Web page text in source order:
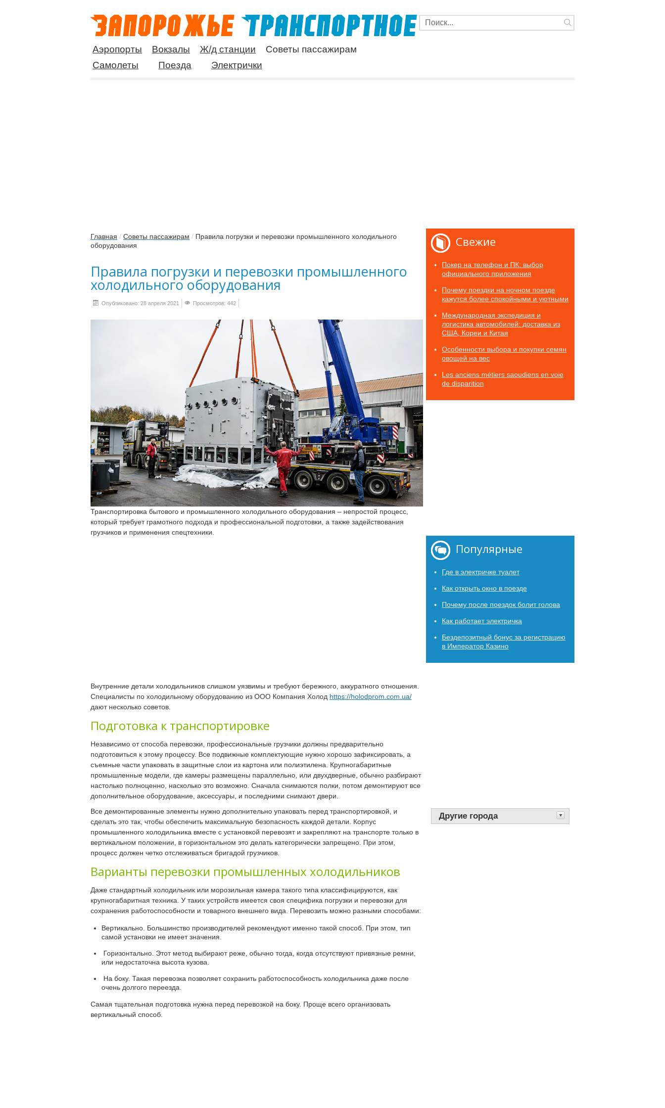
Аэропорты Вокзалы Ж/д станции
Советы пассажирам
Самолеты
Поезда Электрички
Главная / Советы пассажирам / Правила погрузки и перевозки промышленного холодильного
оборудования
Правила погрузки и перевозки промышленного
холодильного оборудования
Опубликовано: 28 апреля 2021 Просмотров: 442
Транспортировка бытового и промышленного холодильного оборудования – непростой процесс,
который требует грамотного подхода и профессиональной подготовки, а также задействования
грузчиков и применения спецтехники.
Внутренние детали холодильников слишком уязвимы и требуют бережного, аккуратного отношения.
Специалисты по холодильному оборудованию из ООО Компания Холод https://holodprom.com.ua/
дают несколько советов.
Подготовка к транспортировке
Независимо от способа перевозки, профессиональные грузчики должны предварительно
подготовиться к этому процессу. Все подвижные комплектующие нужно хорошо зафиксировать, а
съемные части упаковать в защитные слои из картона или полиэтилена. Крупногабаритные
промышленные модели, где камеры размещены параллельно, или двухдверные, обычно разбирают
настолько полноценно, насколько это возможно. Сначала снимаются полки, потом демонтируют все
дополнительное оборудование, аксессуары, и последними снимают двери.
Все демонтированные элементы нужно дополнительно упаковать перед транспортировкой, и
сделать это так, чтобы обеспечить максимальную безопасность каждой детали. Корпус
промышленного холодильника вместе с установкой перевозят и закрепляют на транспорте только в
вертикальном положении, в горизонтальном это делать категорически запрещено. При этом,
процесс должен четко отслеживаться бригадой грузчиков.
Варианты перевозки промышленных холодильников
Даже стандартный холодильник или морозильная камера такого типа классифицируются, как
крупногабаритная техника. У таких устройств имеется своя специфика погрузки и перевозки для
сохранения работоспособности и товарного внешнего вида. Перевозить можно разными способами:
Вертикально. Большинство производителей рекомендуют именно такой способ. При этом, тип
самой установки не имеет значения.
Горизонтально. Этот метод выбирают реже, обычно тогда, когда отсутствуют привязные ремни,
или недостаточна высота кузова.
На боку. Такая перевозка позволяет сохранить работоспособность холодильника даже после
очень долгого переезда.
Самая тщательная подготовка нужна перед перевозкой на боку. Проще всего организовать
вертикальный способ.
Свежие
Покер на телефон и ПК: выбор
официального приложения
Почему поездки на ночном поезде
кажутся более спокойными и уютными
Международная экспедиция и
логистика автомобилей: доставка из
США, Кореи и Китая
Особенности выбора и покупки семян
овощей на вес
Les anciens métiers saoudiens en voie
de disparition
Популярные
Где в электричке туалет
Как открыть окно в поезде
Почему после поездок болит голова
Как работает электричка
Бездепозитный бонус за регистрацию
в Император Казино
Другие города